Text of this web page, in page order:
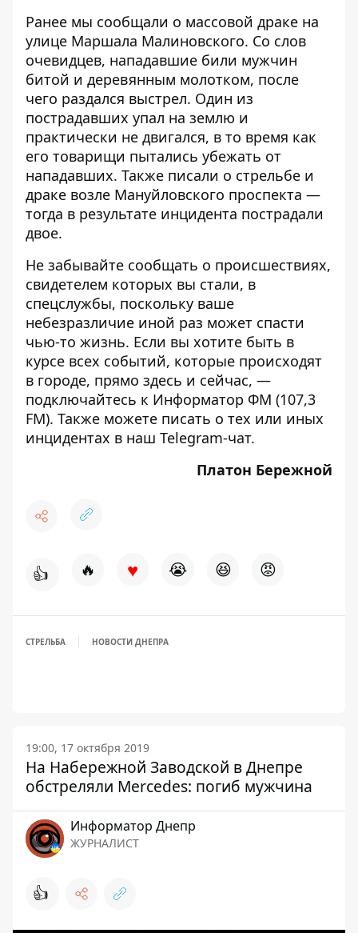
Ранее мы сообщали о массовой драке на
улице Маршала Малиновского. Со слов
очевидцев, нападавшие били мужчин
битой и деревянным молотком, после
чего раздался выстрел. Один из
пострадавших упал на землю и
практически не двигался, в то время как
его товарищи пытались убежать от
нападавших. Также писали о стрельбе и
драке возле Мануйловского проспекта —
тогда в результате инцидента пострадали
двое.
Не забывайте сообщать о происшествиях,
свидетелем которых вы стали, в
спецслужбы, поскольку ваше
небезразличие иной раз может спасти
чью-то жизнь. Если вы хотите быть в
курсе всех событий, которые происходят
в городе, прямо здесь и сейчас, —
подключайтесь к Информатор ФМ (107,3
FM). Также можете писать о тех или иных
инцидентах в наш Telegram-чат.
Платон Бережной
👍 🔥 ♥ 😭 😆 😡
СТРЕЛЬБА НОВОСТИ ДНЕПРА
19:00, 17 октября 2019
На Набережной Заводской в Днепре
обстреляли Mercedes: погиб мужчина
Информатор Днепр
ЖУРНАЛИСТ
👍